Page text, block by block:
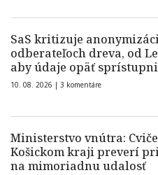
SaS kritizuje
odberateľoch dreva, od
aby údaje opäť
10. 08. 2026 | 3 komentáre
Ministerstvo vnútra:
Košickom kraji preverí
na mimoriadnu udalosť